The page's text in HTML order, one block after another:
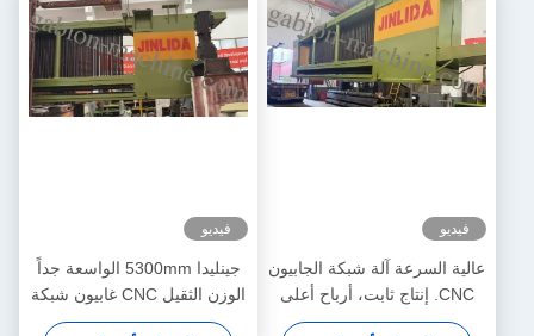
فيديو
عالية السرعة آلة شبكة الجابيون
CNC. إنتاج ثابت، أرباح أعلى
فيديو
جينليدا 5300mm الواسعة جداً
الوزن الثقيل CNC غابيون شبكة
آلة لإنتاج شبكات الأسلاك